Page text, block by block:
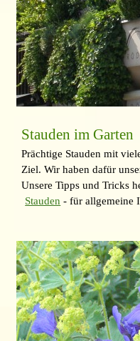
Stauden im Garten
Prächtige Stauden mit
Ziel. Wir haben dafür
Unsere Tipps und Tricks
Stauden - für allgemeine